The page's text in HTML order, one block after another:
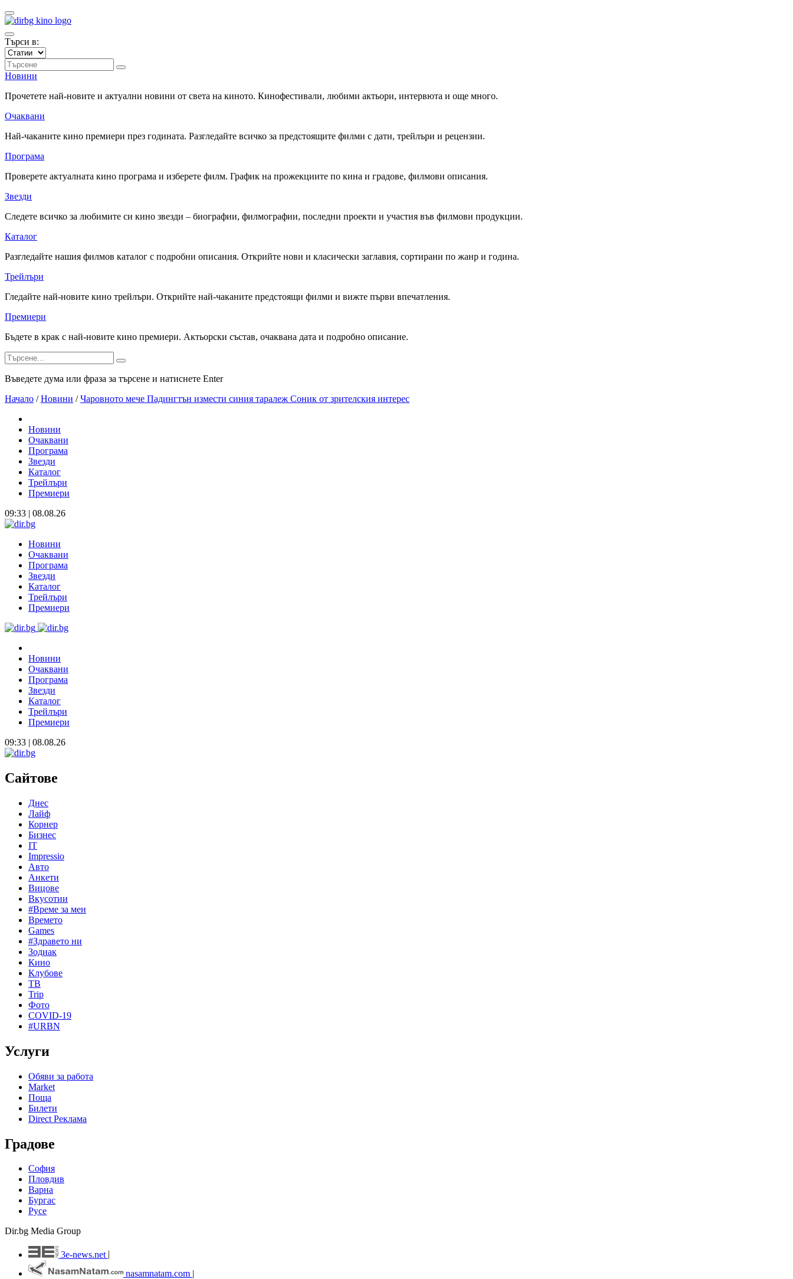
Търси в:
Новини
Прочетете най-новите и актуални новини от света на киното. Кинофестивали, любими актьори, интервюта и още много.
Очаквани
Най-чаканите кино премиери през годината. Разгледайте всичко за предстоящите филми с дати, трейлъри и рецензии.
Програма
Проверете актуалната кино програма и изберете филм. График на прожекциите по кина и градове, филмови описания.
Звезди
Следете всичко за любимите си кино звезди – биографии, филмографии, последни проекти и участия във филмови продукции.
Каталог
Разгледайте нашия филмов каталог с подробни описания. Открийте нови и класически заглавия, сортирани по жанр и година.
Трейлъри
Гледайте най-новите кино трейлъри. Открийте най-чаканите предстоящи филми и вижте първи впечатления.
Премиери
Бъдете в крак с най-новите кино премиери. Актьорски състав, очаквана дата и подробно описание.
Въведете дума или фраза за търсене и натиснете Enter
Начало / Новини / Чаровното мече Падингтън измести синия таралеж Соник от зрителския интерес
Новини
Очаквани
Програма
Звезди
Каталог
Трейлъри
Премиери
09:33 | 08.08.26
Новини
Очаквани
Програма
Звезди
Каталог
Трейлъри
Премиери
Новини
Очаквани
Програма
Звезди
Каталог
Трейлъри
Премиери
09:33 | 08.08.26
Сайтове
Днес
Лайф
Корнер
Бизнес
IT
Impressio
Авто
Анкети
Вицове
Вкусотии
#Време за мен
Времето
Games
#Здравето ни
Зодиак
Кино
Клубове
ТВ
Trip
Фото
COVID-19
#URBN
Услуги
Обяви за работа
Market
Поща
Билети
Direct Реклама
Градове
София
Пловдив
Варна
Бургас
Русе
Dir.bg Media Group
3e-news.net
nasamnatam.com |